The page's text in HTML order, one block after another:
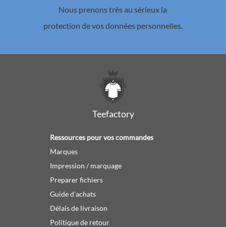
Nous prenons très au sérieux la
protection de vos données personnelles.
Teefactory
Ressources pour vos commandes
Marques
Impression / marquage
Preparer fichiers
Guide d'achats
Délais de livraison
Politique de retour